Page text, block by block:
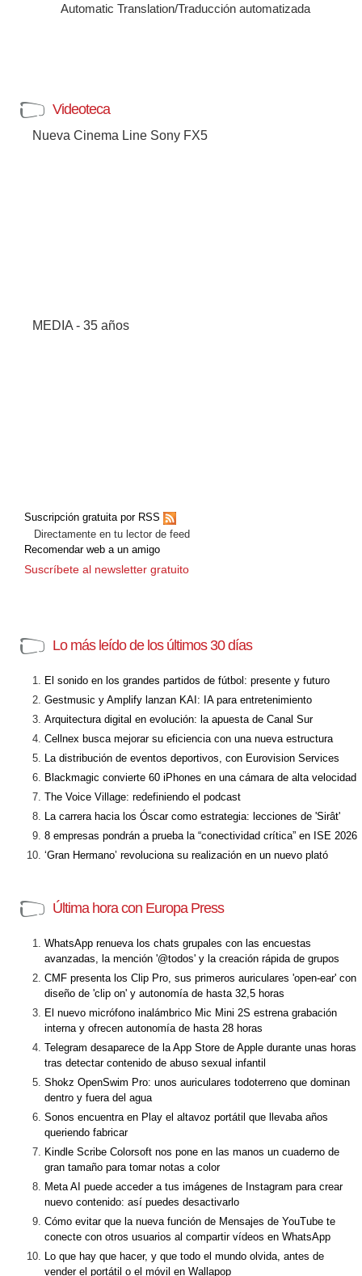
Automatic Translation/Traducción automatizada
Videoteca
Nueva Cinema Line Sony FX5
MEDIA - 35 años
Suscripción gratuita por RSS
Directamente en tu lector de feed
Recomendar web a un amigo
Suscríbete al newsletter gratuito
Lo más leído de los últimos 30 días
El sonido en los grandes partidos de fútbol: presente y futuro
Gestmusic y Amplify lanzan KAI: IA para entretenimiento
Arquitectura digital en evolución: la apuesta de Canal Sur
Cellnex busca mejorar su eficiencia con una nueva estructura
La distribución de eventos deportivos, con Eurovision Services
Blackmagic convierte 60 iPhones en una cámara de alta velocidad
The Voice Village: redefiniendo el podcast
La carrera hacia los Óscar como estrategia: lecciones de 'Sirât'
8 empresas pondrán a prueba la “conectividad crítica” en ISE 2026
‘Gran Hermano’ revoluciona su realización en un nuevo plató
Última hora con Europa Press
WhatsApp renueva los chats grupales con las encuestas
avanzadas, la mención '@todos' y la creación rápida de grupos
CMF presenta los Clip Pro, sus primeros auriculares 'open-ear' con
diseño de 'clip on' y autonomía de hasta 32,5 horas
El nuevo micrófono inalámbrico Mic Mini 2S estrena grabación
interna y ofrecen autonomía de hasta 28 horas
Telegram desaparece de la App Store de Apple durante unas horas
tras detectar contenido de abuso sexual infantil
Shokz OpenSwim Pro: unos auriculares todoterreno que dominan
dentro y fuera del agua
Sonos encuentra en Play el altavoz portátil que llevaba años
queriendo fabricar
Kindle Scribe Colorsoft nos pone en las manos un cuaderno de
gran tamaño para tomar notas a color
Meta AI puede acceder a tus imágenes de Instagram para crear
nuevo contenido: así puedes desactivarlo
Cómo evitar que la nueva función de Mensajes de YouTube te
conecte con otros usuarios al compartir vídeos en WhatsApp
Lo que hay que hacer, y que todo el mundo olvida, antes de
vender el portátil o el móvil en Wallapop